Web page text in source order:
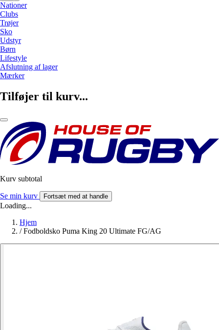
Nationer
Clubs
Trøjer
Sko
Udstyr
Børn
Lifestyle
Afslutning af lager
Mærker
Tilføjer til kurv...
Kurv subtotal
Se min kurv Fortsæt med at handle
Loading...
Hjem
/ Fodboldsko Puma King 20 Ultimate FG/AG